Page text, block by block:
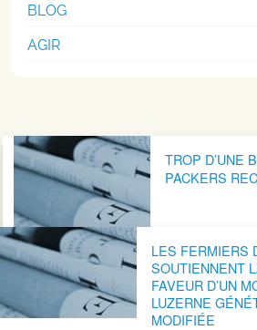
BLOG
AGIR
Navigation postaleTROP D’UNE
PACKERS
LES FERMIERS
SOUTIENNENT
FAVEUR D’UN
LUZERNE
MODIFIÉE